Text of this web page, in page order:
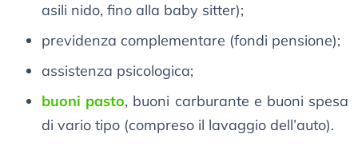
asili nido, fino alla baby sitter);
previdenza complementare (fondi pensione);
assistenza psicologica;
buoni pasto, buoni carburante e buoni spesa
di vario tipo (compreso il lavaggio dell’auto).